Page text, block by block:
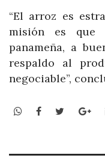
“El arroz es
misión es que
panameña, a
respaldo al
negociable”,
WhatsApp
Facebook
Twitter